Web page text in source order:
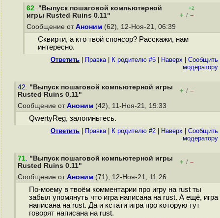
62. "Выпуск пошаговой компьютерной
игры Rusted Ruins 0.11"
+2
+ / –
Сообщение от Аноним (62), 12-Ноя-21, 06:39
Сквирти, а кто твой спонсор? Расскажи, нам
интересно.
Ответить Правка| К родителю #5 Наверх
Cообщить
модератору
42. "Выпуск пошаговой компьютерной игры
Rusted Ruins 0.11"
+ / –
Сообщение от Аноним (42), 11-Ноя-21, 19:33
QwertyReg, залогиньтесь.
Ответить Правка| К родителю #2 Наверх
Cообщить
модератору
71. "Выпуск пошаговой компьютерной игры
Rusted Ruins 0.11"
+ / –
Сообщение от Аноним (71), 12-Ноя-21, 11:26
По-моему в твоём комментарии про игру на rust ты
забыл упомянуть что игра написана на rust. А ещё, игра
написана на rust. Да и кстати игра про которую тут
говорят написана на rust.